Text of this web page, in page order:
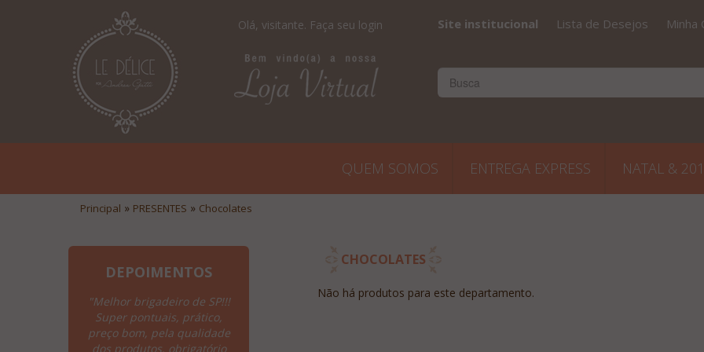
Olá, visitante. Faça seu login Site institucional Lista de Desejos Minha
QUEM SOMOS ENTREGA EXPRESS NATAL &
Principal » PRESENTES » Chocolates
DEPOIMENTOS
"Melhor brigadeiro de SP!!!
Super pontuais, prático,
preço bom, pela qualidade
dos produtos, obrigatório
"Parabens por tudo!!! O site e "Super aprovado o presente
CHOCOLATES
Não há produtos para este departamento.